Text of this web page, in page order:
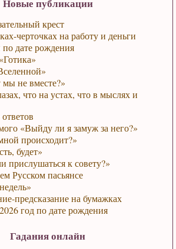
Новые публикации
крест
черточках на работу и деньги
дате рождения
не вместе?»
что на устах, что в мыслях и
«Выйду ли я замуж за него?»
происходит?»
будет»
прислушаться к совету?»
Русском пасьянсе
предсказание на бумажках
год по дате рождения
Гадания онлайн